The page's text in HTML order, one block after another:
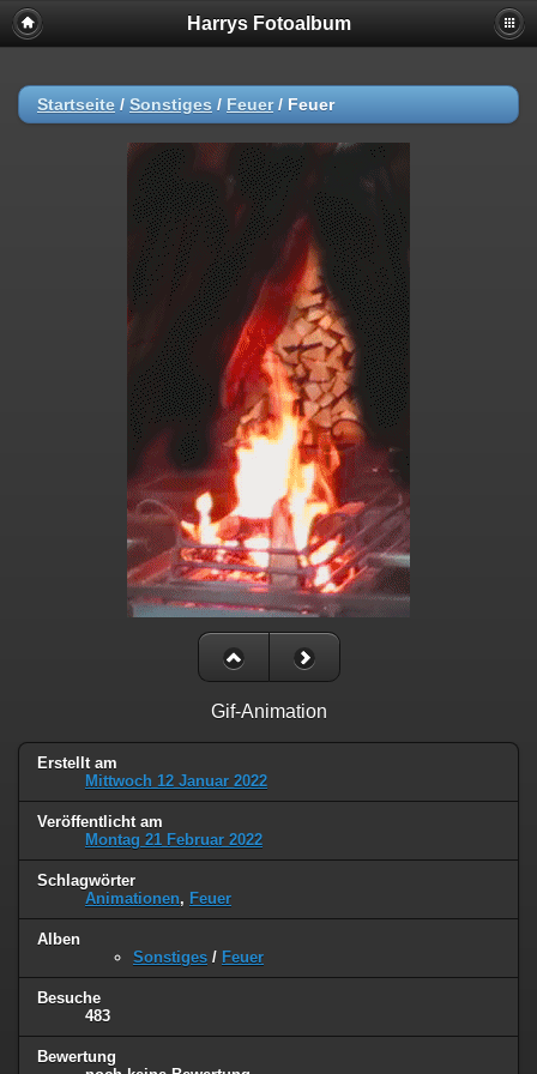
Harrys Fotoalbum
Startseite / Sonstiges / Feuer/ Feuer
Gif-Animation
Erstellt am
Mittwoch 12 Januar 2022
Veröffentlicht am
Montag 21 Februar 2022
Schlagwörter
Animationen, Feuer
Alben
Sonstiges / Feuer
Besuche
483
Bewertung